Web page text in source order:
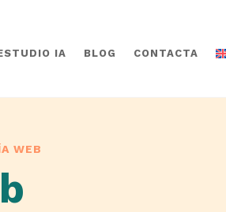
IA BLOG CONTACTA
WEB